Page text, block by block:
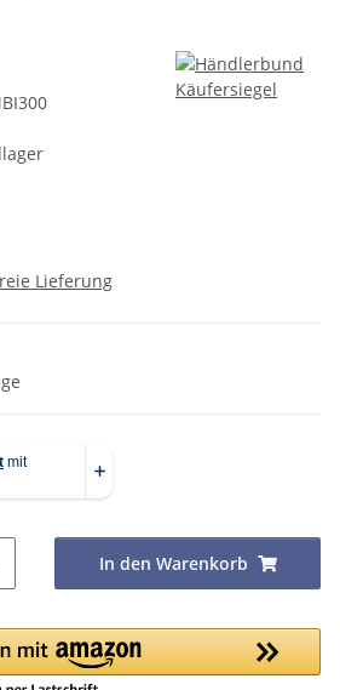
Lieferung
In den Warenkorb